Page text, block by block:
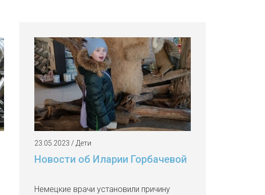
23.05.2023 / Дети
Новости об Иларии Горбачевой
Немецкие врачи установили причину